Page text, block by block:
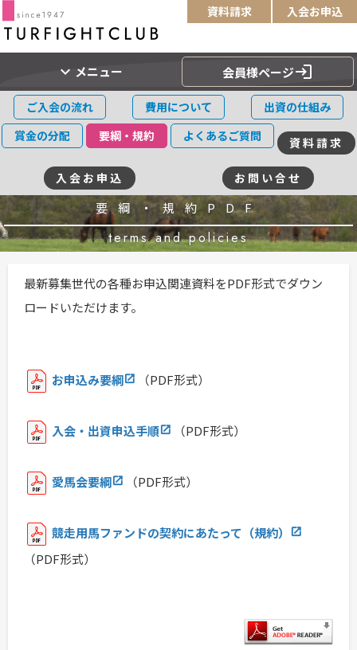
資料請求 入会お申込
expand_more メニュー 会員様ページlogin
ご入会の流れ 費用について
出資の仕組み
賞金の分配
要綱・規約 よくあるご質問 資料請求
入会お申込 お問い合せ
要綱・規約PDF
terms and policies
最新募集世代の各種お申込関連資料をPDF形式でダウン
ロードいただけます。
お申込み要綱 （PDF形式）
入会・出資申込手順 （PDF形式）
愛馬会要綱 （PDF形式）
競走用馬ファンドの契約にあたって（規約）
（PDF形式）